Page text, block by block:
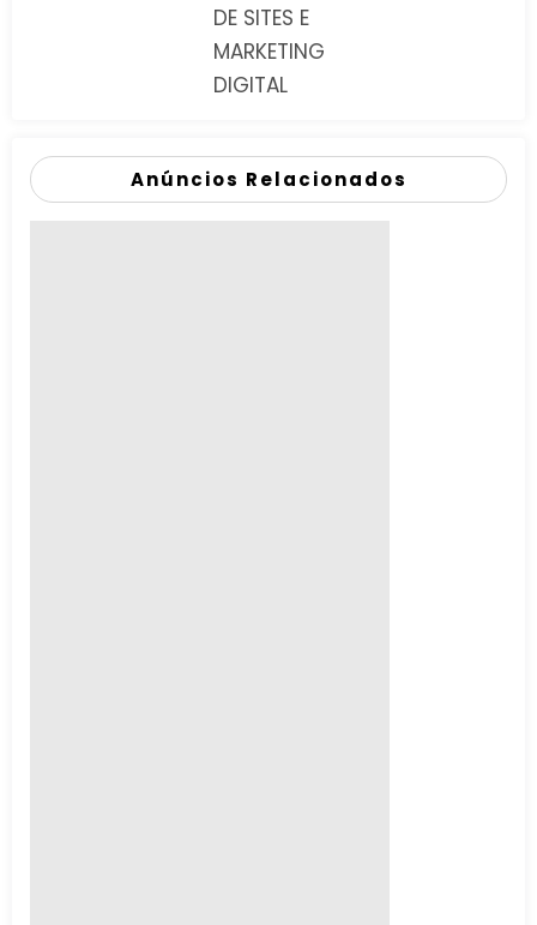
DE SITES E
MARKETING
DIGITAL
Anúncios Relacionados